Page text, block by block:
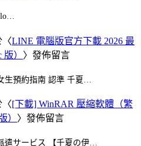
lo…
〈LINE 電腦版官方下載 2026 最
） 〉發佈留言
生預約指南 認準 千夏…
〈[下載] WinRAR 壓縮軟體（繁
） 〉發佈留言
遣サービス 【千夏の伊…